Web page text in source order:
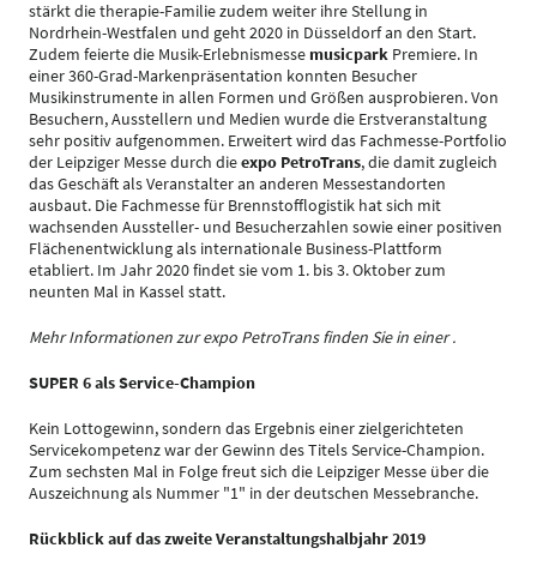
stärkt die therapie-Familie zudem weiter ihre Stellung in
Nordrhein-Westfalen und geht 2020 in Düsseldorf an den Start.
Zudem feierte die Musik-Erlebnismesse musicpark Premiere. In
einer 360-Grad-Markenpräsentation konnten Besucher
Musikinstrumente in allen Formen und Größen ausprobieren. Von
Besuchern, Ausstellern und Medien wurde die Erstveranstaltung
sehr positiv aufgenommen. Erweitert wird das Fachmesse-Portfolio
der Leipziger Messe durch dieexpo PetroTrans, die damit zugleich
das Geschäft als Veranstalter an anderen Messestandorten
ausbaut. Die Fachmesse für Brennstofflogistik hat sich mit
wachsenden Aussteller- und Besucherzahlen sowie einer positiven
Flächenentwicklung als internationale Business-Plattform
etabliert. Im Jahr 2020 findet sie vom 1. bis 3. Oktober zum
neunten Mal in Kassel statt.
Mehr Informationen zur expo PetroTrans finden Sie in einer .
SUPER 6 als Service-Champion
Kein Lottogewinn, sondern das Ergebnis einer zielgerichteten
Servicekompetenz war der Gewinn des Titels Service-Champion.
Zum sechsten Mal in Folge freut sich die Leipziger Messe über die
Auszeichnung als Nummer "1" in der deutschen Messebranche.
Rückblick auf das zweite Veranstaltungshalbjahr 2019